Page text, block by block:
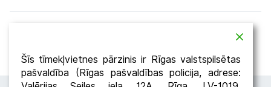
Šīs tīmekļvietnes pārzinis ir Rīgas valstspilsētas
pašvaldība (Rīgas pašvaldības policija, adrese: